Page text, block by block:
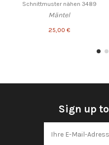
Schnittmuster nähen 3489
Mäntel
25,00 €
Sign up